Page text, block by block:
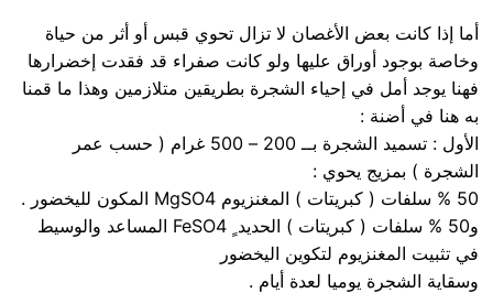
أما إذا كانت بعض الأغصان لا تزال تحوي قبس أو أثر من حياة
وخاصة بوجود أوراق عليها ولو كانت صفراء قد فقدت إخضرارها
فهنا يوجد أمل في إحياء الشجرة بطريقين متلازمين وهذا ما قمنا
به هنا في أضنة :
الأول : تسميد الشجرة بــ 200 – 500 غرام ( حسب عمر
الشجرة ) بمزيج يحوي :
50 % سلفات ( كبريتات ) المغنزيوم MgSO4 المكون لليخضور .
و50 % سلفات ( كبريتات ) الحديد ٍ FeSO4 المساعد والوسيط
في تثبيت المغنزيوم لتكوين اليخضور
وسقاية الشجرة يوميا لعدة أيام .